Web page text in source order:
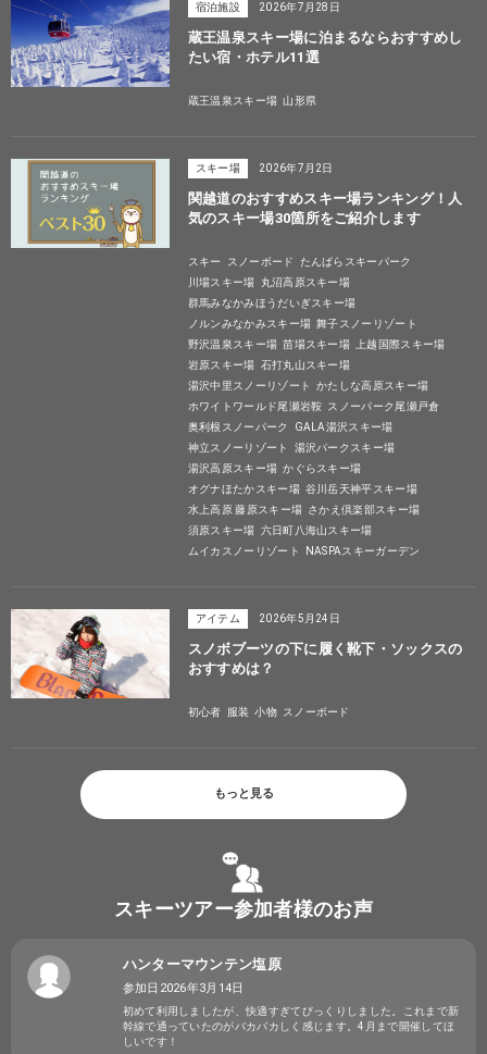
宿泊施設 2026年7月28日
蔵王温泉スキー場に泊まるならおすすめし
たい宿・ホテル11選
蔵王温泉スキー場 山形県
スキー場 2026年7月2日
関越道のおすすめスキー場ランキング！人
気のスキー場30箇所をご紹介します
スキー スノーボード
たんばらスキーパーク
川場スキー場
丸沼高原スキー場
群馬みなかみほうだいぎスキー場
ノルンみなかみスキー場 舞子スノーリゾート
野沢温泉スキー場 苗場スキー場
上越国際スキー場
岩原スキー場 石打丸山スキー場
湯沢中里スノーリゾート
かたしな高原スキー場
ホワイトワールド尾瀬岩鞍 スノーパーク尾瀬戸倉
奥利根スノーパーク
GALA湯沢スキー場
神立スノーリゾート
湯沢パークスキー場
湯沢高原スキー場 かぐらスキー場
オグナほたかスキー場 谷川岳天神平スキー場
水上高原 藤原スキー場 さかえ倶楽部スキー場
須原スキー場 六日町八海山スキー場
ムイカスノーリゾート
NASPAスキーガーデン
アイテム 2026年5月24日
スノボブーツの下に履く靴下・ソックスの
おすすめは？
初心者 服装 小物 スノーボード
もっと見る
スキーツアー参加者様のお声
ハンターマウンテン塩原
参加日2026年3月14日
初めて利用しましたが、快適すぎてびっくりしました。これまで新
幹線で通っていたのがバカバカしく感じます。4月まで開催してほ
しいです！